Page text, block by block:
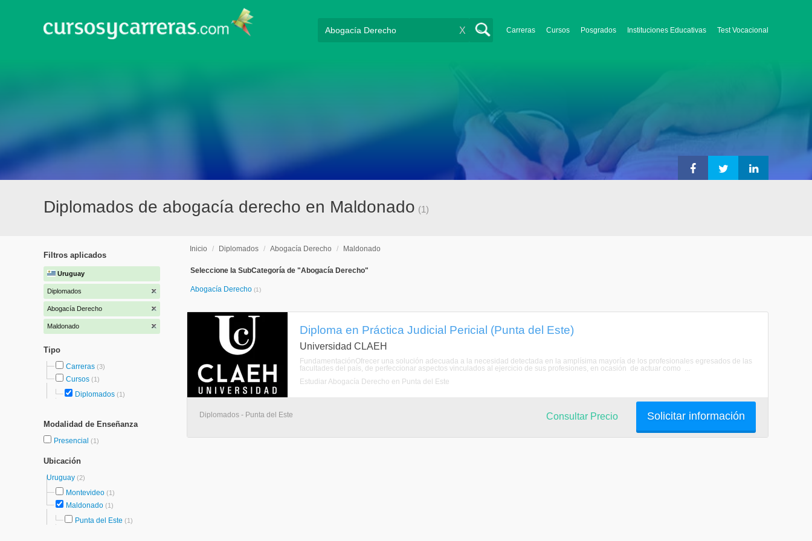
Carreras Cursos Posgrados Instituciones Educativas Test Vocacional
X
Diplomados de abogacía derecho en Maldonado (1)
Filtros aplicados
Uruguay
Diplomados
Abogacía Derecho
Maldonado
Tipo
Carreras (3)
Cursos (1)
Diplomados (1)
Modalidad de Enseñanza
Presencial (1)
Ubicación
Uruguay (2)
Montevideo (1)
Maldonado (1)
Punta del Este (1)
Inicio / Diplomados / Abogacía Derecho / Maldonado
Seleccione la SubCategoría de "Abogacía Derecho"
Abogacía Derecho (1)
Diploma en Práctica Judicial Pericial (Punta del Este)
Universidad CLAEH
FundamentaciónOfrecer una solución adecuada a la necesidad detectada en la amplísima mayoría de los profesionales egresados de las
facultades del país, de perfeccionar aspectos vinculados al ejercicio de sus profesiones, en ocasión de actuar como ...
Estudiar Abogacía Derecho en Punta del Este
Diplomados - Punta del Este Solicitar información
Consultar Precio